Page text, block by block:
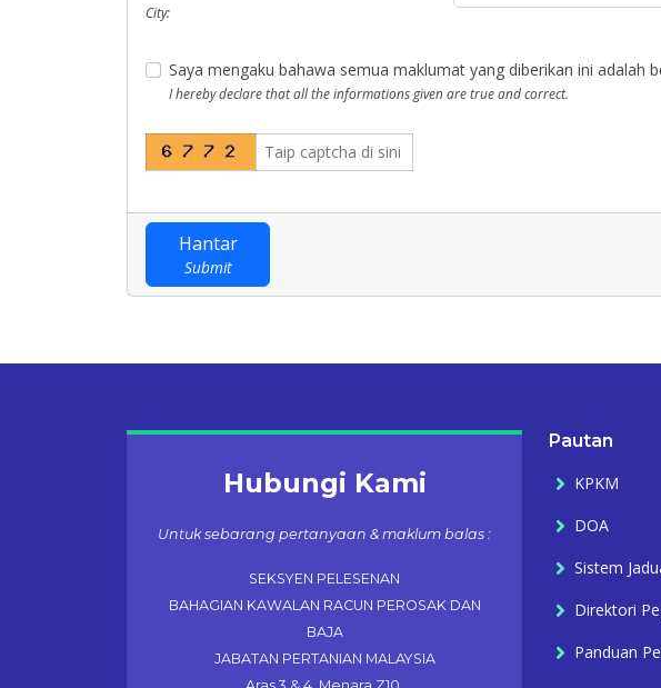
City:
Saya mengaku bahawa semua maklumat yang diberikan ini adalah
I hereby declare that all the informations given are true and correct.
Hantar
Submit
Hubungi Kami
Untuk sebarang pertanyaan & maklum balas :
SEKSYEN PELESENAN
BAHAGIAN KAWALAN RACUN PEROSAK DAN
BAJA
JABATAN PERTANIAN MALAYSIA
Pautan
KPKM
DOA
Sistem
Direktori
Panduan